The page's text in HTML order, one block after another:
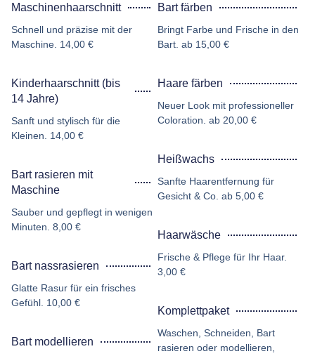
Maschinenhaarschnitt
Schnell und präzise mit der
Maschine. 14,00 €
Kinderhaarschnitt (bis
14 Jahre)
Sanft und stylisch für die
Kleinen. 14,00 €
Bart rasieren mit
Maschine
Sauber und gepflegt in wenigen
Minuten. 8,00 €
Bart nassrasieren
Glatte Rasur für ein frisches
Gefühl. 10,00 €
Bart modellieren
Bart färben
Bringt Farbe und Frische in den
Bart. ab 15,00 €
Haare färben
Neuer Look mit professioneller
Coloration. ab 20,00 €
Heißwachs
Sanfte Haarentfernung für
Gesicht & Co. ab 5,00 €
Haarwäsche
Frische & Pflege für Ihr Haar.
3,00 €
Komplettpaket
Waschen, Schneiden, Bart
rasieren oder modellieren,